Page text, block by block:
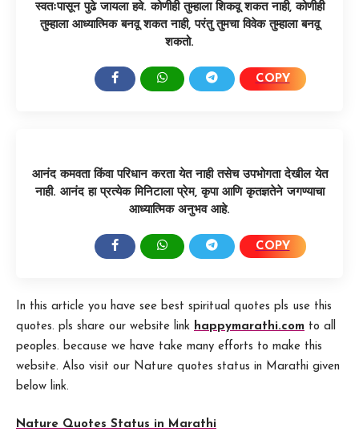
स्वतःपासून पुढे जायला हवे. कोणीही तुम्हाला शिकवू शकत नाही, कोणीही
तुम्हाला आध्यात्मिक बनवू शकत नाही, परंतु तुमचा विवेक तुम्हाला बनवू
शकतो.
COPY
आनंद कमवता किंवा परिधान करता येत नाही तसेच उपभोगता देखील येत
नाही. आनंद हा प्रत्येक मिनिटाला प्रेम, कृपा आणि कृतज्ञतेने जगण्याचा
आध्यात्मिक अनुभव आहे.
COPY
In this article you have see best spiritual quotes pls use this
quotes. pls share our website link happymarathi.com to all
peoples. because we have take many efforts to make this
website. Also visit our Nature quotes status in Marathi given
below link.
Nature Quotes Status in Marathi